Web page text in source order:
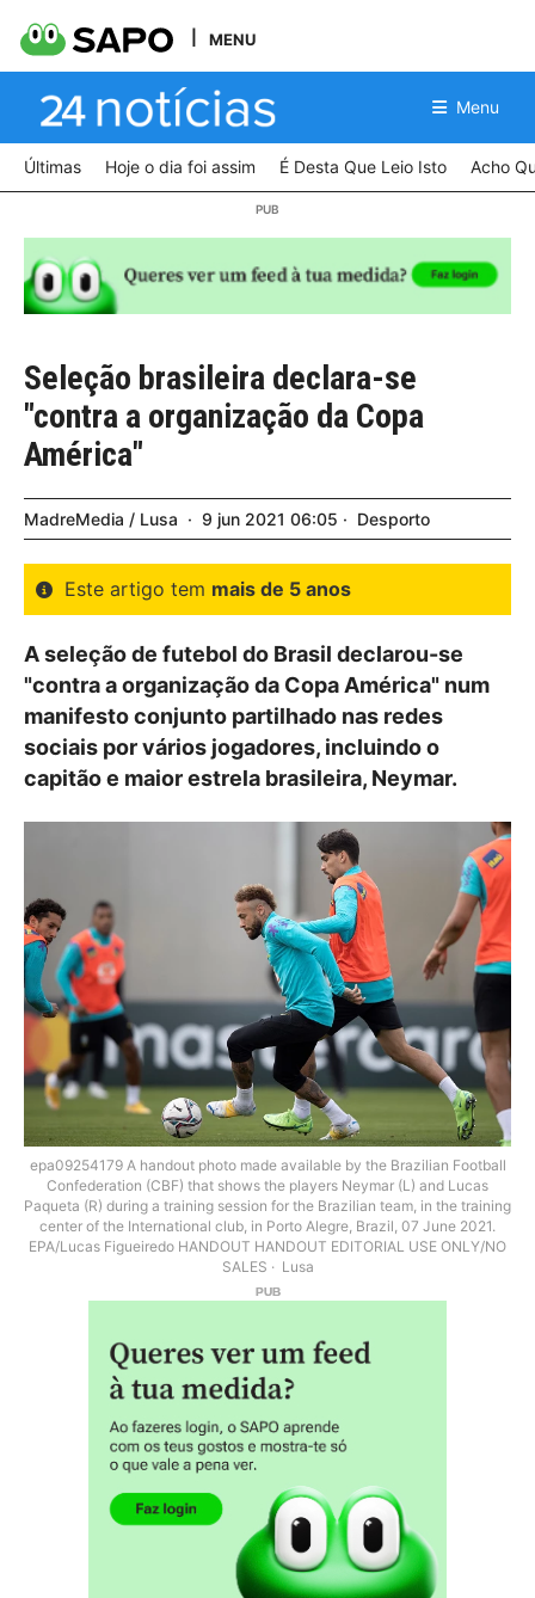
MENU
Menu
Últimas Hoje o dia foi assim É Desta Que Leio Isto Acho
Seleção brasileira declara-se
"contra a organização da Copa
América"
MadreMedia / Lusa 9 jun 2021 06:05 Desporto
Este artigo tem mais de 5 anos
A seleção de futebol do Brasil declarou-se
"contra a organização da Copa América" num
manifesto conjunto partilhado nas redes
sociais por vários jogadores, incluindo o
capitão e maior estrela brasileira, Neymar.
epa09254179 A handout photo made available by the Brazilian Football
Confederation (CBF) that shows the players Neymar (L) and Lucas
Paqueta (R) during a training session for the Brazilian team, in the training
center of the International club, in Porto Alegre, Brazil, 07 June 2021.
EPA/Lucas Figueiredo HANDOUT HANDOUT EDITORIAL USE ONLY/NO
SALES
Lusa